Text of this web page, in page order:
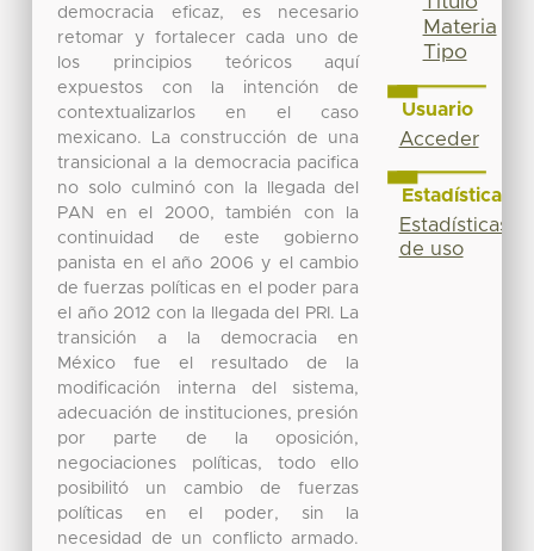
democracia eficaz, es necesario
retomar y fortalecer cada uno de
los principios teóricos aquí
expuestos con la intención de
contextualizarlos en el caso
mexicano. La construcción de una
transicional a la democracia pacifica
no solo culminó con la llegada del
PAN en el 2000, también con la
continuidad de este gobierno
panista en el año 2006 y el cambio
de fuerzas políticas en el poder para
el año 2012 con la llegada del PRI. La
transición a la democracia en
México fue el resultado de la
modificación interna del sistema,
adecuación de instituciones, presión
por parte de la oposición,
negociaciones políticas, todo ello
posibilitó un cambio de fuerzas
políticas en el poder, sin la
necesidad de un conflicto armado.
Materia
Tipo
Usuario
Acceder
Estadísticas
Estadísticas
de uso